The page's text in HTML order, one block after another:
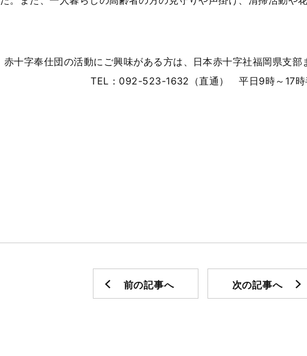
赤十字奉仕団の活動にご興味がある方は、日本赤十字社福岡県支部
TEL：092-523-1632（直通） 平日9時～17時
前の記事へ 次の記事へ